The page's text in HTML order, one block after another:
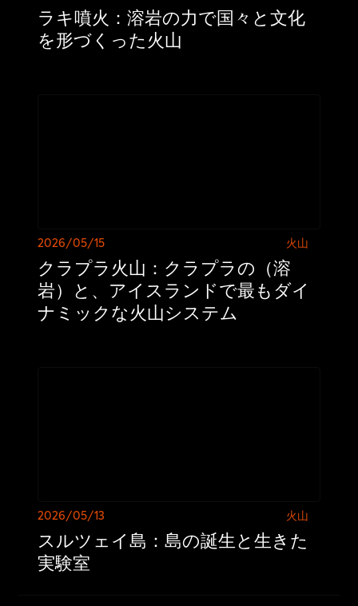
ラキ噴火：溶岩の力で国々と文化
を形づくった火山
2026/05/15 火山
クラプラ火山：クラプラの（溶
岩）と、アイスランドで最もダイ
ナミックな火山システム
2026/05/13 火山
スルツェイ島：島の誕生と生きた
実験室